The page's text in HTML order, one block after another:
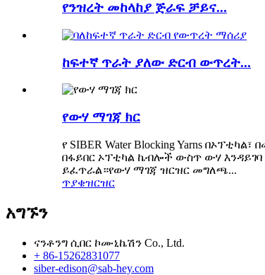
የንዝረት መከላከያ ጅራፍ ቻይና...
ከፍተኛ ጥራት ያለው ድርብ ውጥረት...
የውሃ ማገጃ ክር
የ SIBER Water Blocking Yarns
በፋይበር ኦፕቲካል ኬብሎች ውስጥ ውሃ
ይፈጥራል።የውሃ ማገጃ ዝርዝር መግለጫ...
ጥያቄዝርዝር
አግኙን
ናንቶንግ ሲበር ኮሙኒኬሽን Co., Ltd.
+ 86-15262831077
siber-edison@sab-hey.com